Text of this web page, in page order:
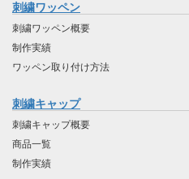
刺繍ワッペン
刺繍ワッペン概要
制作実績
ワッペン取り付け方法
刺繍キャップ
刺繍キャップ概要
商品一覧
制作実績